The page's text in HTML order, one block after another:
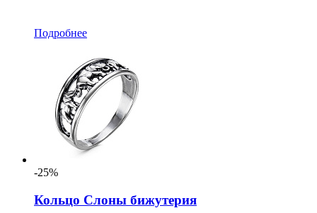
Подробнее
-25%
Кольцо Слоны бижутерия